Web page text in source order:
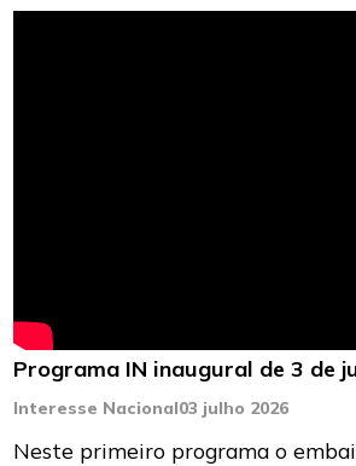
Programa IN inaugural de 3 de
Interesse Nacional03 julho 2026
Neste primeiro programa o